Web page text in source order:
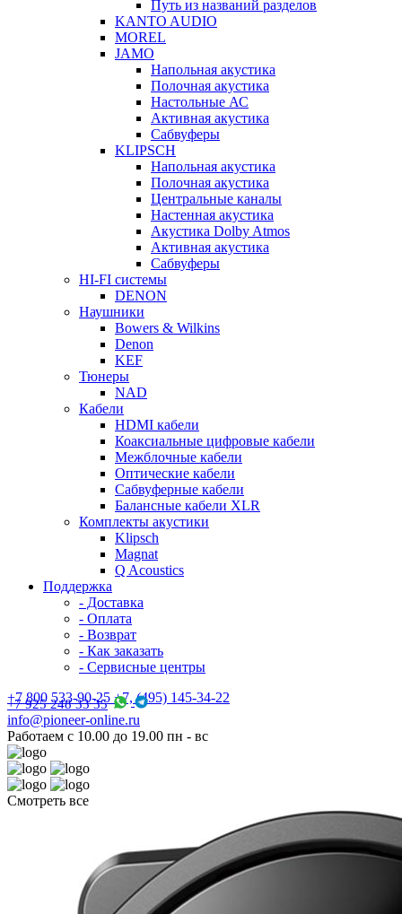
Путь из названий разделов
KANTO AUDIO
MOREL
JAMO
Напольная акустика
Полочная акустика
Настольные АС
Активная акустика
Сабвуферы
KLIPSCH
Напольная акустика
Полочная акустика
Центральные каналы
Настенная акустика
Акустика Dolby Atmos
Активная акустика
Сабвуферы
HI-FI системы
DENON
Наушники
Bowers & Wilkins
Denon
KEF
Тюнеры
NAD
Кабели
HDMI кабели
Коаксиальные цифровые кабели
Межблочные кабели
Оптические кабели
Сабвуферные кабели
Балансные кабели XLR
Комплекты акустики
Klipsch
Magnat
Q Acoustics
Поддержка
- Доставка
- Оплата
- Возврат
- Как заказать
- Сервисные центры
+7 800 533-90-25 +7, (495) 145-34-22
+7 925 248 33 35
info@pioneer-online.ru
Работаем с 10.00 до 19.00 пн - вс
Смотреть все